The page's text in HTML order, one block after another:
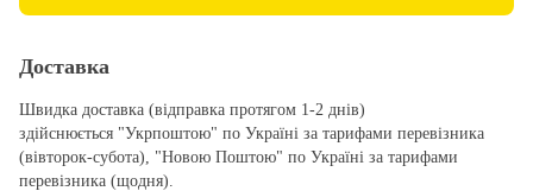
Доставка
Швидка доставка (відправка протягом 1-2 днів)
здійснюється "Укрпоштою" по Україні за тарифами перевізника
(вівторок-субота), "Новою Поштою" по Україні за тарифами
перевізника (щодня).